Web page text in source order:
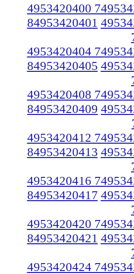
4953420400
84953420401
4953420404
84953420405
4953420408
84953420409
4953420412
84953420413
4953420416
84953420417
4953420420
84953420421
4953420424